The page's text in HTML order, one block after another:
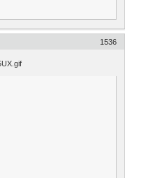
1536